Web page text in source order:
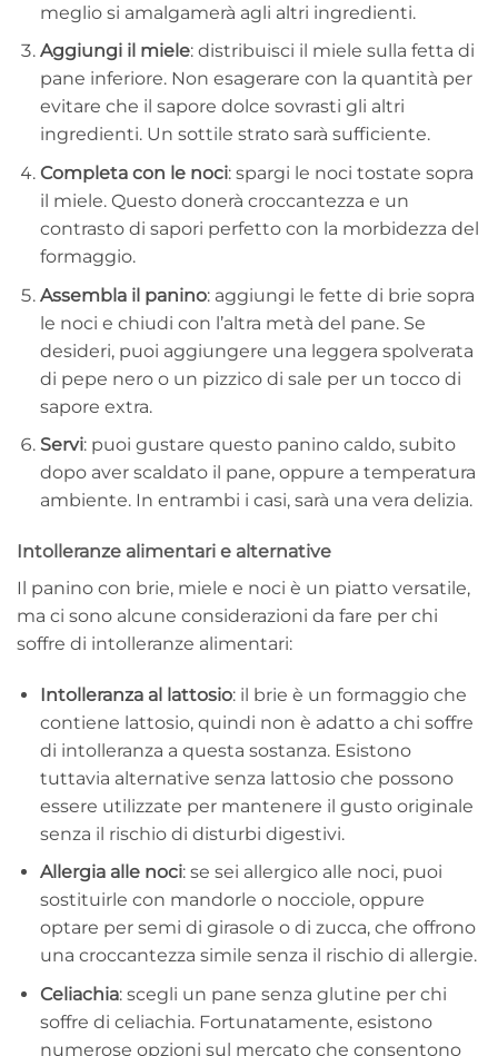
meglio si amalgamerà agli altri ingredienti.
Aggiungi il miele: distribuisci il miele sulla fetta di
pane inferiore. Non esagerare con la quantità per
evitare che il sapore dolce sovrasti gli altri
ingredienti. Un sottile strato sarà sufficiente.
Completa con le noci: spargi le noci tostate sopra
il miele. Questo donerà croccantezza e un
contrasto di sapori perfetto con la morbidezza del
formaggio.
Assembla il panino: aggiungi le fette di brie sopra
le noci e chiudi con l’altra metà del pane. Se
desideri, puoi aggiungere una leggera spolverata
di pepe nero o un pizzico di sale per un tocco di
sapore extra.
Servi: puoi gustare questo panino caldo, subito
dopo aver scaldato il pane, oppure a temperatura
ambiente. In entrambi i casi, sarà una vera delizia.
Intolleranze alimentari e alternative
Il panino con brie, miele e noci è un piatto versatile,
ma ci sono alcune considerazioni da fare per chi
soffre di intolleranze alimentari:
Intolleranza al lattosio: il brie è un formaggio che
contiene lattosio, quindi non è adatto a chi soffre
di intolleranza a questa sostanza. Esistono
tuttavia alternative senza lattosio che possono
essere utilizzate per mantenere il gusto originale
senza il rischio di disturbi digestivi.
Allergia alle noci: se sei allergico alle noci, puoi
sostituirle con mandorle o nocciole, oppure
optare per semi di girasole o di zucca, che offrono
una croccantezza simile senza il rischio di allergie.
Celiachia: scegli un pane senza glutine per chi
soffre di celiachia. Fortunatamente, esistono
numerose opzioni sul mercato che consentono